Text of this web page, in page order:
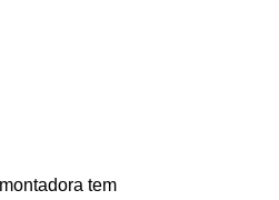
tem